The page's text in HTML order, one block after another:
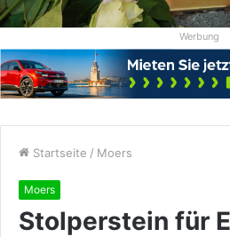
Werbung
Startseite / Moers
Moers
Stolperstein für